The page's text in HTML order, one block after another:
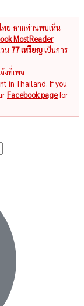
ทย หากท่านพบเห็น
MostReader
น 77 เหรียญเป็นการ
งที่เพจ
in Thailand. If you
Facebook pagefor